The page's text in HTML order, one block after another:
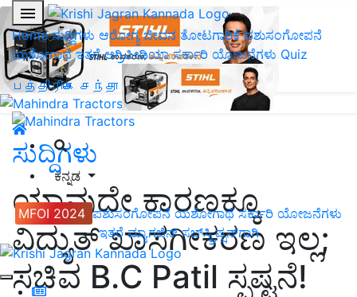
Home ಸುದ್ದಿಗಳು ಆರೋಗ್ಯ ಜೀವನ ತೋಟಗಾರಿಕೆಪಶುಸಂಗೋಪನೆ
ಯಶೋಗಾಥೆ ಇತರೆ ಅಗ್ರಿಪೀಡಿಯಾ ಸರ್ಕಾರಿ ಯೋಜನೆಗಳು Quiz
பத்திரிகை சந்தா
ಕನ್ನಡ
MFOI 2024 ಪಶುಸಂಗೋಪನೆ ಯಶೋಗಾಥೆ ಸರ್ಕಾರಿ ಯೋಜನೆಗಳು
ಇತರೆ ಮ್ಯಾಗಜಿನ್‌ ಸಬ್‌ಸ್ಕ್ರಿಪ್ಷನ್‌ಗಾಗಿ
ಸುದ್ದಿಗಳು
ಯಾವುದೇ ಕಾರಣಕ್ಕೂ
ವಿದ್ಯುತ್‌ ಖಾಸಗೀಕರಣ ಇಲ್ಲ;
ಸಚಿವ B.C Patil ಸ್ಪಷ್ಟನೆ!